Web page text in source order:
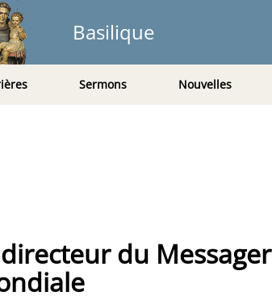
Basilique
Sermons Nouvelles
du